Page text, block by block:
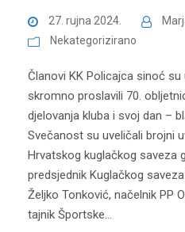
27. rujna 2024.
Nekategorizirano
Članovi KK Policajca sinoć su
skromno proslavili 70.
djelovanja kluba i svoj dan –
Svečanost su uveličali brojni
Hrvatskog kuglačkog saveza
predsjednik Kuglačkog
Željko Tonković, načelnik PP
tajnik Športske...